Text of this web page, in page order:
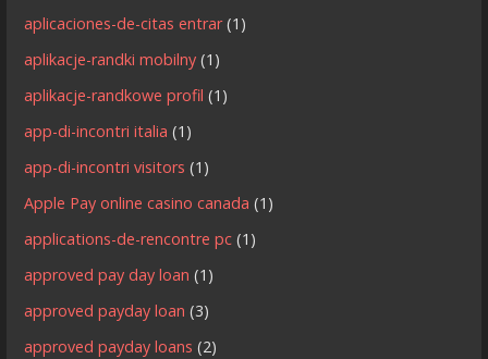
aplicaciones-de-citas entrar(1)
aplikacje-randki mobilny (1)
aplikacje-randkowe profil (1)
app-di-incontri italia (1)
app-di-incontri visitors (1)
Apple Pay online casino canada (1)
applications-de-rencontre pc (1)
approved pay day loan (1)
approved payday loan (3)
approved payday loans (2)